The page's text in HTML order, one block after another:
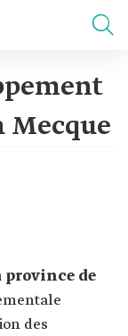
Mecque
province de
des